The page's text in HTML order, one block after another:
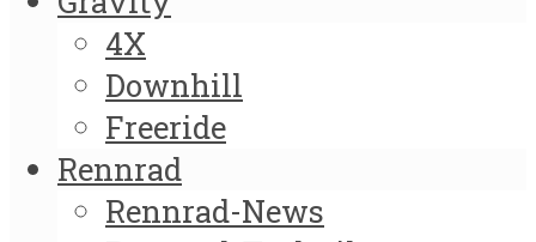
4X
Downhill
Freeride
Rennrad
Rennrad-News